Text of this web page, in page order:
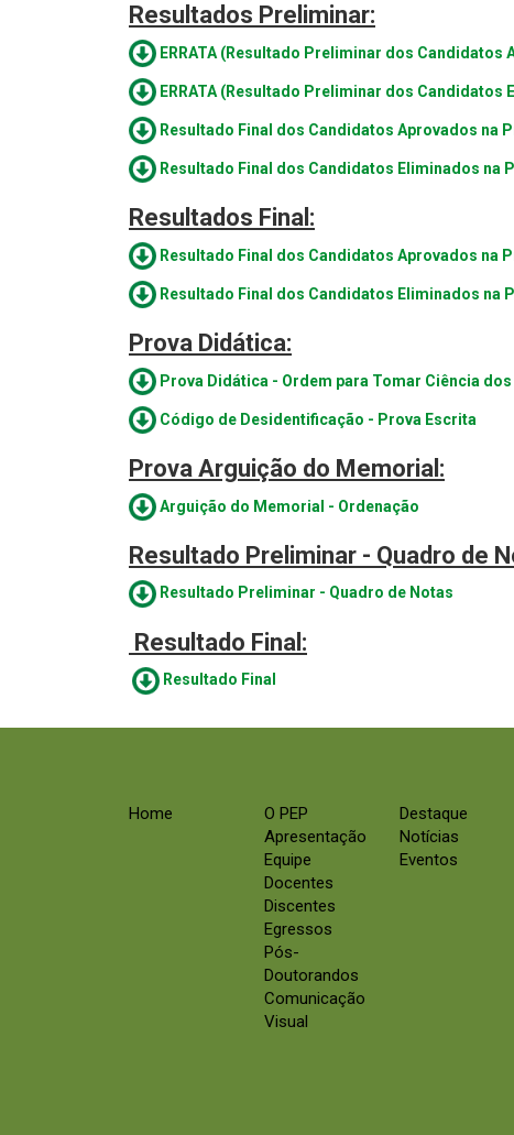
Resultados Preliminar:
ERRATA (Resultado Preliminar dos Candidatos
ERRATA (Resultado Preliminar dos Candidatos
Resultado Final dos Candidatos Aprovados na
Resultado Final dos Candidatos Eliminados na
Resultados Final:
Resultado Final dos Candidatos Aprovados na
Resultado Final dos Candidatos Eliminados na
Prova Didática:
Prova Didática - Ordem para Tomar Ciência
Código de Desidentificação - Prova Escrita
Prova Arguição do Memorial:
Arguição do Memorial - Ordenação
Resultado Preliminar - Quadro de
Resultado Preliminar - Quadro de Notas
Resultado Final:
Resultado Final
Home
O PEP
Apresentação
Equipe
Docentes
Discentes
Egressos
Pós-
Doutorandos
Comunicação
Visual
Destaque
Notícias
Eventos